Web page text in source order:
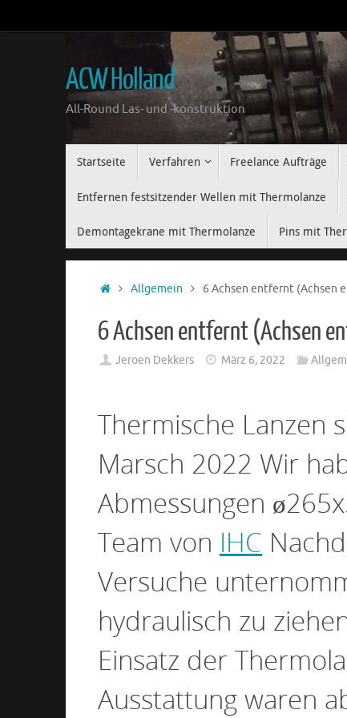
zum
ACW Holland
All-Round Las- und -konstruktion
zum
Startseite Verfahren Freelance Aufträge
Entfernen festsitzender Wellen mit Thermolanze
Demontagekrane mit Thermolanze Pins mit
Zuhause
Allgemein 6 Achsen entfernt (Achsen
6 Achsen entfernt (Achsen
Jeroen Dekkers März 6, 2022
Thermische Lanzen
Marsch 2022 Wir
Abmessungen
Team von IHC
Versuche
hydraulisch zu
Einsatz der
Ausstattung waren